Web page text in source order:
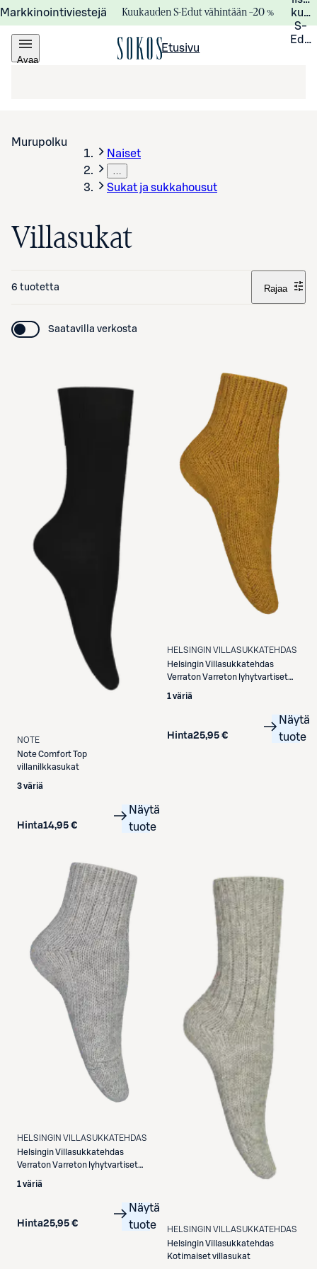
Markkinointiviestejä Kuukauden S-Edut vähintään –20 %
S-
Avaa
Etusivu
Murupolku
Naiset
…
Sukat ja sukkahousut
Villasukat
6 tuotetta Rajaa
Saatavilla verkosta
NOTE
NoteComfort Top
villanilkkasukat
3 väriä
Hinta14,95 €
Näytä
tuote
HELSINGIN VILLASUKKATEHDAS
Helsingin Villasukkatehdas
Verraton Varreton lyhytvartiset
1 väriä
Hinta25,95 €
Näytä
tuote
HELSINGIN VILLASUKKATEHDAS
Helsingin Villasukkatehdas
Verraton Varreton lyhytvartiset
1 väriä
Hinta25,95 €
Näytä
tuote
HELSINGIN VILLASUKKATEHDAS
Helsingin Villasukkatehdas
Kotimaiset villasukat